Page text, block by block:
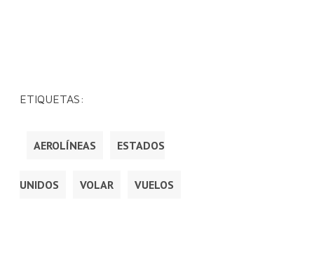
ETIQUETAS:
AEROLÍNEAS ESTADOS
UNIDOS VOLAR VUELOS